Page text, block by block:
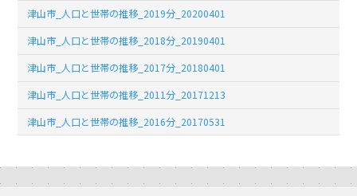
津山市_人口と世帯の推移_2019分_20200401
津山市_人口と世帯の推移_2018分_20190401
津山市_人口と世帯の推移_2017分_20180401
津山市_人口と世帯の推移_2011分_20171213
津山市_人口と世帯の推移_2016分_20170531